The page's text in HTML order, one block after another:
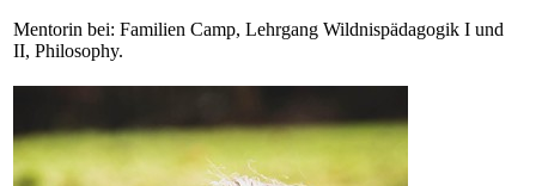
Mentorin bei: Familien Camp, Lehrgang Wildnispädagogik I und
II, Philosophy.